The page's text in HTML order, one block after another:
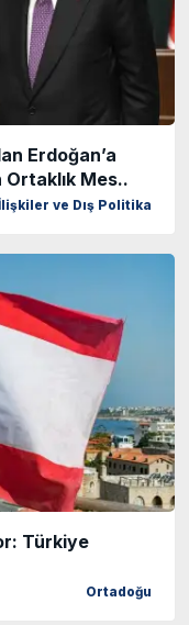
Erdoğan’a
Mes..
ve Dış Politika
Türkiye
Ortadoğu